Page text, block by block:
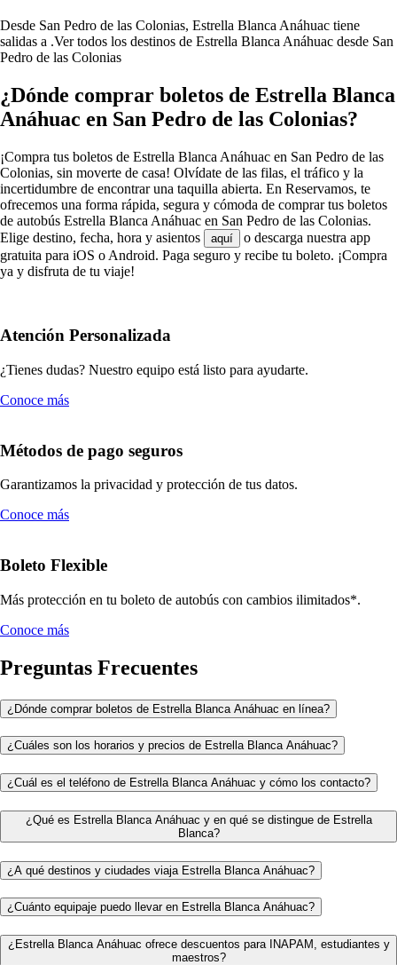
Desde San Pedro de las Colonias, Estrella Blanca Anáhuac tiene
salidas a .Ver todos los destinos de Estrella Blanca Anáhuac desde San
Pedro de las Colonias
¿Dónde comprar boletos de Estrella Blanca
Anáhuac en San Pedro de las Colonias?
¡Compra tus boletos de Estrella Blanca Anáhuac en San Pedro de las
Colonias, sin moverte de casa! Olvídate de las filas, el tráfico y la
incertidumbre de encontrar una taquilla abierta. En Reservamos, te
ofrecemos una forma rápida, segura y cómoda de comprar tus boletos
de autobús Estrella Blanca Anáhuac en San Pedro de las Colonias.
Elige destino, fecha, hora y asientos
aquí
o descarga nuestra app
gratuita para iOS o Android. Paga seguro y recibe tu boleto. ¡Compra
ya y disfruta de tu viaje!
Atención Personalizada
¿Tienes dudas? Nuestro equipo está listo para ayudarte.
Conoce más
Métodos de pago seguros
Garantizamos la privacidad y protección de tus datos.
Conoce más
Boleto Flexible
Más protección en tu boleto de autobús con cambios ilimitados*.
Conoce más
Preguntas Frecuentes
¿Dónde comprar boletos de Estrella Blanca Anáhuac en línea?
¿Cuáles son los horarios y precios de Estrella Blanca Anáhuac?
¿Cuál es el teléfono de Estrella Blanca Anáhuac y cómo los contacto?
¿Qué es Estrella Blanca Anáhuac y en qué se distingue de Estrella
Blanca?
¿A qué destinos y ciudades viaja Estrella Blanca Anáhuac?
¿Cuánto equipaje puedo llevar en Estrella Blanca Anáhuac?
¿Estrella Blanca Anáhuac ofrece descuentos para INAPAM, estudiantes y
maestros?